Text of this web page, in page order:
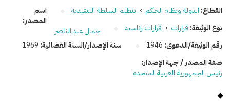
القطاع: الدولة ونظام الحكم › تنظيم السلطة التنفيذية
نوع الوثيقة: قرارات › قرارات رئاسية
رقم الوثيقة/الدعوى: 1946 سنة الإصدار/السنة القضائية: 1969
اسم
المصدر:
جمال عبد الناصر
صفة المصدر / جهة الإصدار:
رئيس الجمهورية العربية المتحدة